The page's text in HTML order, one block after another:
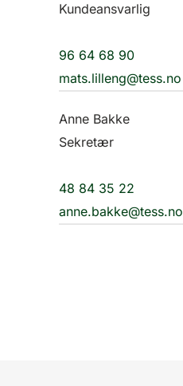
Kundeansvarlig
96 64 68 90
mats.lilleng@tess.no
Anne Bakke
Sekretær
48 84 35 22
anne.bakke@tess.no